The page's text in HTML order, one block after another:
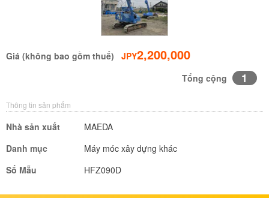
Giá (không bao gồm thuế) JPY2,200,000
Tổng cộng 1
Thông tin sản phẩm
Nhà sản xuất
MAEDA
Danh mục
Máy móc xây dựng khác
Số Mẫu
HFZ090D